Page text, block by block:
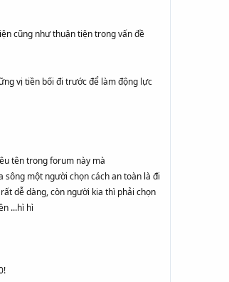
cũng như thuận tiện trong vấn đề
vị tiền bối đi trước để làm động lực
tên trong forum này mà
sông một người chọn cách an toàn là đi
dễ dàng, còn người kia thì phải chọn
...hì hì